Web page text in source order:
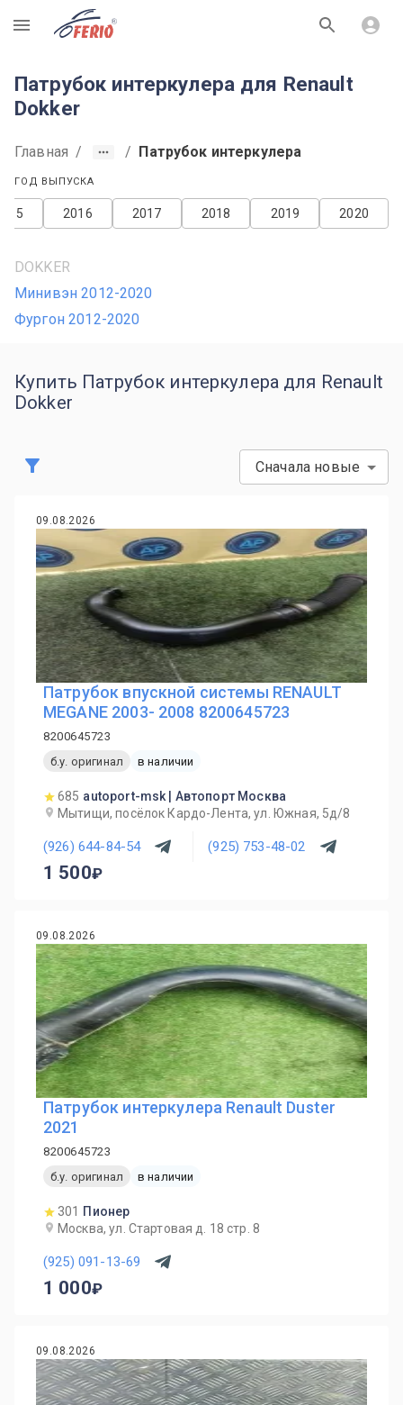
R
Патрубок интеркулера для Renault
Dokker
Главная / / Патрубок интеркулера
ГОД ВЫПУСКА
2020
2019
2018
2017
2016
DOKKER
Минивэн 2012-2020
Фургон 2012-2020
Купить Патрубок интеркулера для Renault
Dokker
Сначала новые
09.08.2026
Патрубок впускной системы RENAULT
MEGANE 2003- 2008 8200645723
8200645723
б.у. оригинал
в наличии
685 autoport-msk | Автопорт Москва
Мытищи, посёлок Кардо-Лента, ул. Южная, 5д/8
(926) 644-84-54 (925) 753-48-02
1 500
09.08.2026
Патрубок интеркулера Renault Duster
2021
8200645723
б.у. оригинал
в наличии
301
Пионер
Москва, ул. Стартовая д. 18 стр. 8
(925) 091-13-69
1 000
09.08.2026